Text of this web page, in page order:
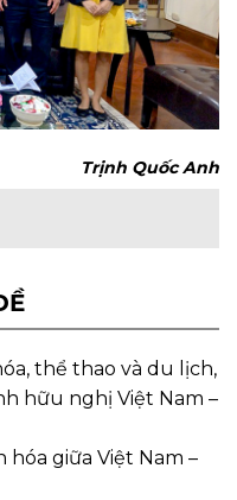
Trịnh Quốc Anh
thể thao và du lịch,
hữu nghị Việt Nam –
giữa Việt Nam –